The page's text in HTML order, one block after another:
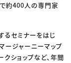
約400人の専門家
るセミナーをはじ
ージャーニーマップ
ショップなど、年間